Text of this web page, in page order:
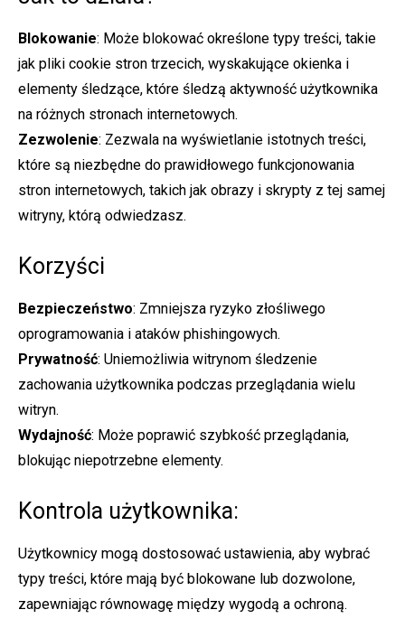
Blokowanie: Może blokować określone typy treści, takie
jak pliki cookie stron trzecich, wyskakujące okienka i
elementy śledzące, które śledzą aktywność użytkownika
na różnych stronach internetowych.
Zezwolenie: Zezwala na wyświetlanie istotnych treści,
które są niezbędne do prawidłowego funkcjonowania
stron internetowych, takich jak obrazy i skrypty z tej samej
witryny, którą odwiedzasz.
Korzyści
Bezpieczeństwo: Zmniejsza ryzyko złośliwego
oprogramowania i ataków phishingowych.
Prywatność: Uniemożliwia witrynom śledzenie
zachowania użytkownika podczas przeglądania wielu
witryn.
Wydajność: Może poprawić szybkość przeglądania,
blokując niepotrzebne elementy.
Kontrola użytkownika:
Użytkownicy mogą dostosować ustawienia, aby wybrać
typy treści, które mają być blokowane lub dozwolone,
zapewniając równowagę między wygodą a ochroną.